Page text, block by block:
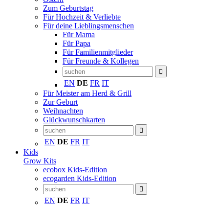
Zum Geburtstag
Für Hochzeit & Verliebte
Für deine Lieblingsmenschen
Für Mama
Für Papa
Für Familienmitglieder
Für Freunde & Kollegen
EN DE FR IT
Für Meister am Herd & Grill
Zur Geburt
Weihnachten
Glückwunschkarten
EN DE FR IT
Kids
Grow Kits
ecobox Kids-Edition
ecogarden Kids-Edition
EN DE FR IT